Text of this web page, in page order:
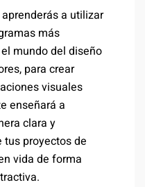
a utilizar
más
mundo del diseño
para crear
visuales
enseñará a
clara y
tus proyectos de
vida de forma